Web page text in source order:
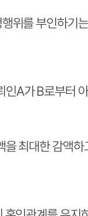
위를 부인하기
인A가 B로부터
을 최대한 감액